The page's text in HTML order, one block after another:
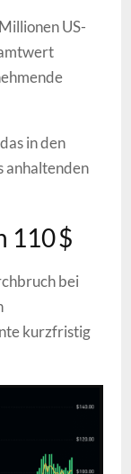
US-
in den
anhaltenden
110 $
bei
kurzfristig